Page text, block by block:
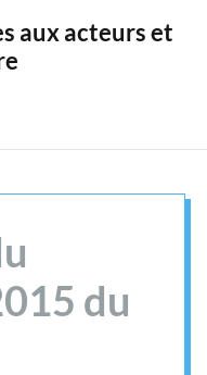
aux acteurs et
du